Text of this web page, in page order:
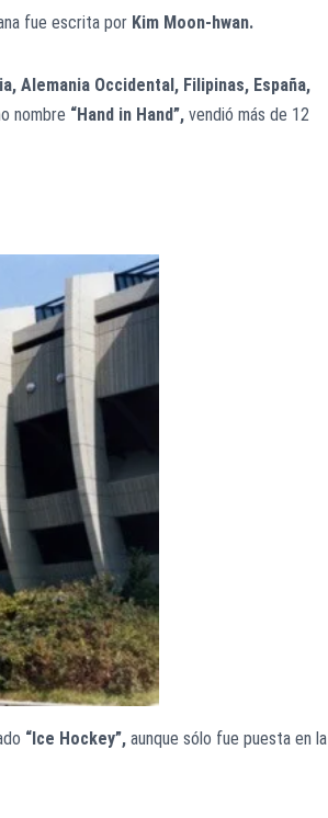
fue escrita por Kim Moon-hwan.
Alemania Occidental, Filipinas, España,
nombre “Hand in Hand”, vendió más de 12
“Ice Hockey”, aunque sólo fue puesta en la